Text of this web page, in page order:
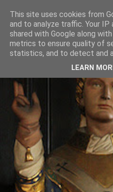
This site uses cookies from
and to analyze traffic. Your IP
shared with Google along
metrics to ensure quality of
statistics, and to detect and
LEARN